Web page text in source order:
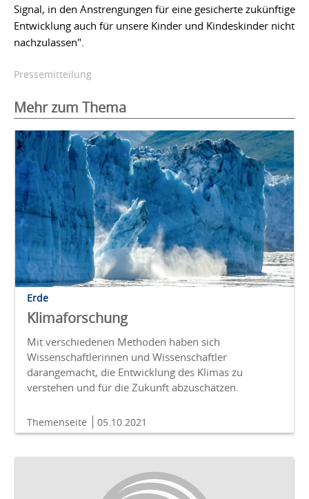
Signal, in den Anstrengungen für eine gesicherte zukünftige
Entwicklung auch für unsere Kinder und Kindeskinder nicht
nachzulassen".
Pressemitteilung
Mehr zum Thema
Erde
Klimaforschung
Mit verschiedenen Methoden haben sich
Wissenschaftlerinnen und Wissenschaftler
darangemacht, die Entwicklung des Klimas zu
verstehen und für die Zukunft abzuschätzen.
Themenseite 05.10.2021